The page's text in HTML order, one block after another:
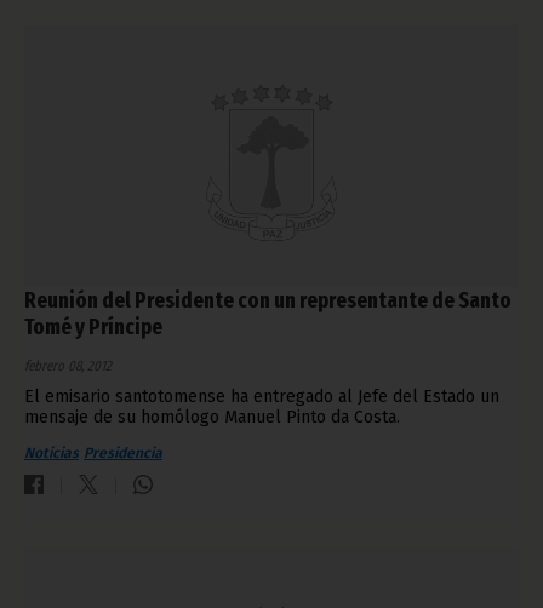
Reunión del Presidente con un representante de Santo
Tomé y Príncipe
febrero 08, 2012
El emisario santotomense ha entregado al Jefe del Estado un
mensaje de su homólogo Manuel Pinto da Costa.
Noticias Presidencia